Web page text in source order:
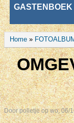
GASTENBOEK
U bent
Home »
Doorpolletjeop wo, 06/